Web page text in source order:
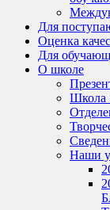
Для
Оценка
Для
О школе
Школа
Наши